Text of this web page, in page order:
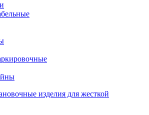
изделия для жесткой